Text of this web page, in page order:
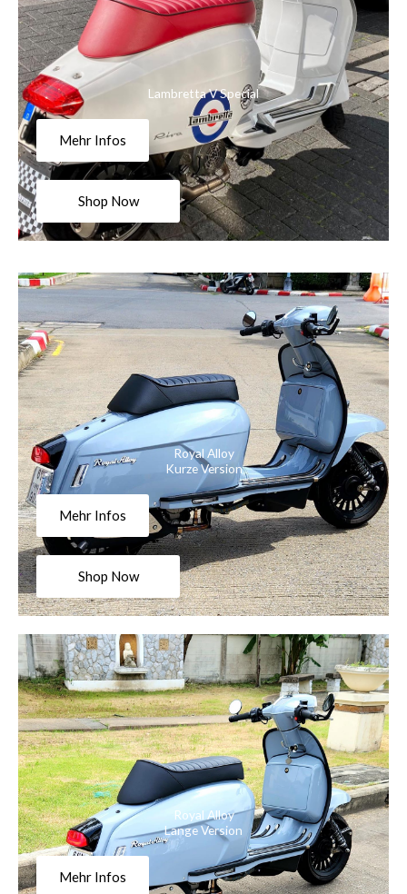
Lambretta V Special
Mehr Infos
Shop Now
Royal Alloy
Kurze Version
Mehr Infos
Shop Now
Royal Alloy
Lange Version
Mehr Infos